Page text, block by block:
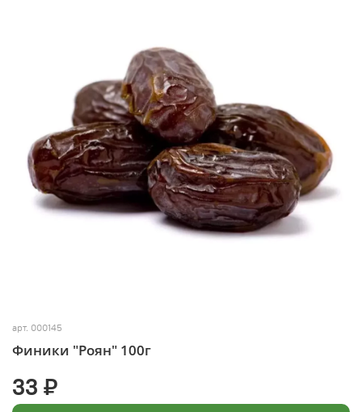
арт. 000145
Финики "Роян" 100г
33 ₽